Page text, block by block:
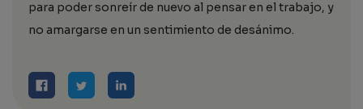
para poder sonreír de nuevo al pensar en el trabajo, y
no amargarse en un sentimiento de desánimo.